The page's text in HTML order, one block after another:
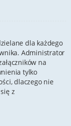
dla każdego
Administrator
na
tylko
dlaczego nie
z